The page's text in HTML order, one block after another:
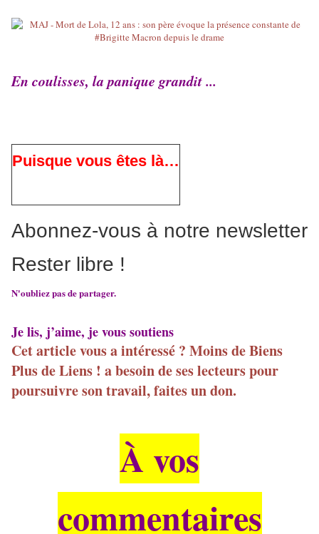
En coulisses, la panique grandit ...
Puisque vous êtes là…
Abonnez-vous à notre newsletter
Rester libre !
N'oubliez pas de partager.
Je lis, j’aime, je vous soutiens
Cet article vous a intéressé ? Moins de Biens
Plus de Liens ! a besoin de ses lecteurs pour
poursuivre son travail, faites un don.
À vos
commentaires